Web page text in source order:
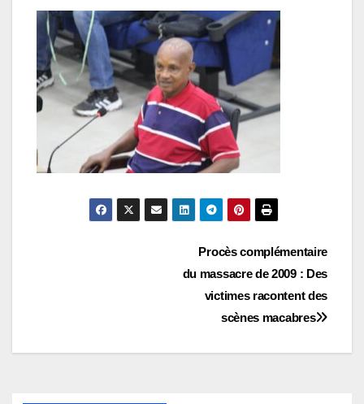
Procès complémentaire
du massacre de 2009 : Des
victimes racontent des
scènes macabres